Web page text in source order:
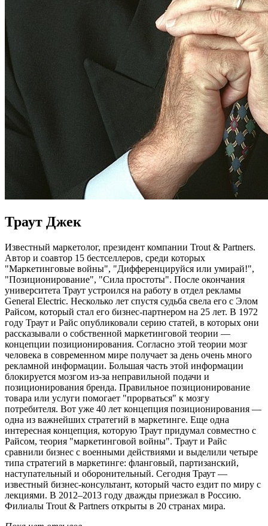
Траут Джек
Известный маркетолог, президент компании Trout & Partners.
Автор и соавтор 15 бестселлеров, среди которых
"Маркетинговые войны", "Дифференцируйся или умирай!",
"Позиционирование", "Сила простоты". После окончания
университета Траут устроился на работу в отдел рекламы
General Electric. Несколько лет спустя судьба свела его с Элом
Райсом, который стал его бизнес-партнером на 25 лет. В 1972
году Траут и Райс опубликовали серию статей, в которых они
рассказывали о собственной маркетинговой теории —
концепции позиционирования. Согласно этой теории мозг
человека в современном мире получает за день очень много
рекламной информации. Большая часть этой информации
блокируется мозгом из-за неправильной подачи и
позиционирования бренда. Правильное позиционирование
товара или услуги помогает "прорваться" к мозгу
потребителя. Вот уже 40 лет концепция позиционирования —
одна из важнейших стратегий в маркетинге. Еще одна
интересная концепция, которую Траут придумал совместно с
Райсом, теория "маркетинговой войны". Траут и Райс
сравнили бизнес с военными действиями и выделили четыре
типа стратегий в маркетинге: фланговый, партизанский,
наступательный и оборонительный. Сегодня Траут —
известный бизнес-консультант, который часто ездит по миру с
лекциями. В 2012–2013 году дважды приезжал в Россию.
Филиалы Trout & Partners открыты в 20 странах мира.